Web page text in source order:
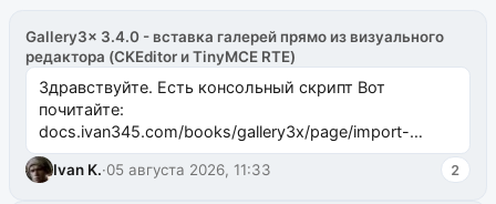
Gallery3x 3.4.0 - вставка галерей прямо из визуального
редактора (CKEditor и TinyMCE RTE)
Здравствуйте. Есть консольный скрипт Вот
почитайте:
docs.ivan345.com/books/gallery3x/page/import-
ms2galleryphp
Ivan K.·05 августа 2026, 11:33 2